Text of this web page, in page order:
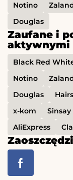
Notino
Douglas
Zaufane i
aktywnymi
Black Red
Notino
Douglas
x-kom
Sinsay
AliExpress